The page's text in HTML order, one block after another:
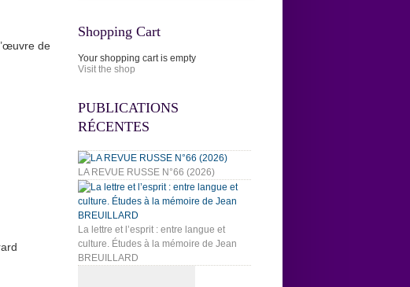
de
Shopping Cart
Your shopping cart is empty
Visit the shop
PUBLICATIONS
RÉCENTES
LA REVUE RUSSE N°66 (2026)
La lettre et l’esprit : entre langue et
culture. Études à la mémoire de Jean
BREUILLARD